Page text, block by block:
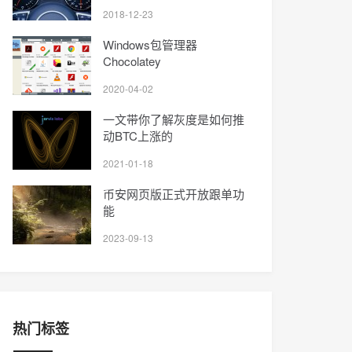
2018-12-23
Windows包管理器
Chocolatey
2020-04-02
一文带你了解灰度是如何推
动BTC上涨的
2021-01-18
币安网页版正式开放跟单功
能
2023-09-13
热门标签